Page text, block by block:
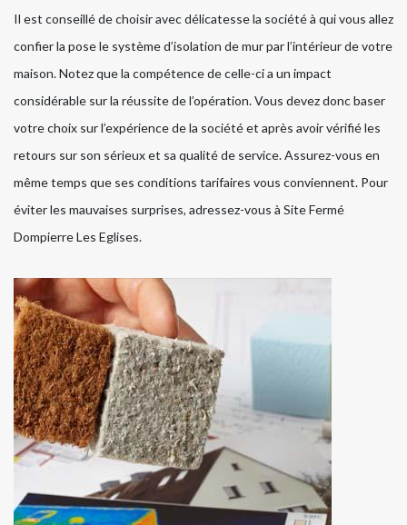
Il est conseillé de choisir avec délicatesse la société à qui vous allez
confier la pose le système d’isolation de mur par l’intérieur de votre
maison. Notez que la compétence de celle-ci a un impact
considérable sur la réussite de l’opération. Vous devez donc baser
votre choix sur l’expérience de la société et après avoir vérifié les
retours sur son sérieux et sa qualité de service. Assurez-vous en
même temps que ses conditions tarifaires vous conviennent. Pour
éviter les mauvaises surprises, adressez-vous à Site Fermé
Dompierre Les Eglises.